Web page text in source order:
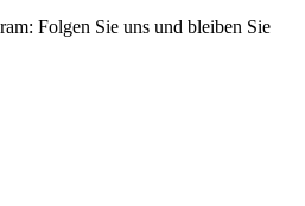
Folgen Sie uns und bleiben Sie